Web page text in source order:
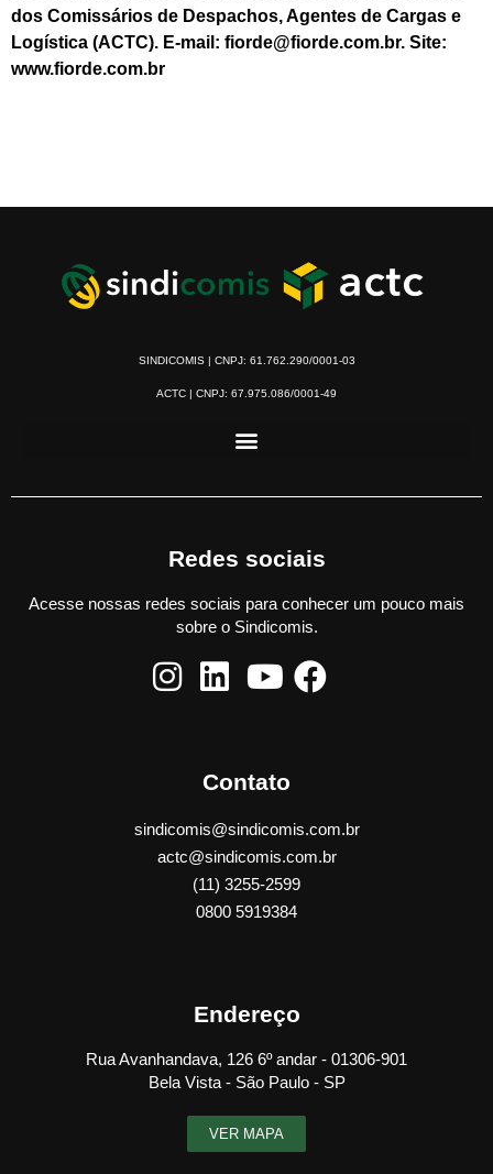
dos Comissários de Despachos, Agentes de Cargas e
Logística (ACTC). E-mail: fiorde@fiorde.com.br. Site:
www.fiorde.com.br
SINDICOMIS | CNPJ: 61.762.290/0001-03
ACTC | CNPJ: 67.975.086/0001-49
Redes sociais
Acesse nossas redes sociais para conhecer um pouco mais
sobre o Sindicomis.
Contato
sindicomis@sindicomis.com.br
actc@sindicomis.com.br
(11) 3255-2599
0800 5919384
Endereço
Rua Avanhandava, 126 6º andar - 01306-901
Bela Vista - São Paulo - SP
VER MAPA